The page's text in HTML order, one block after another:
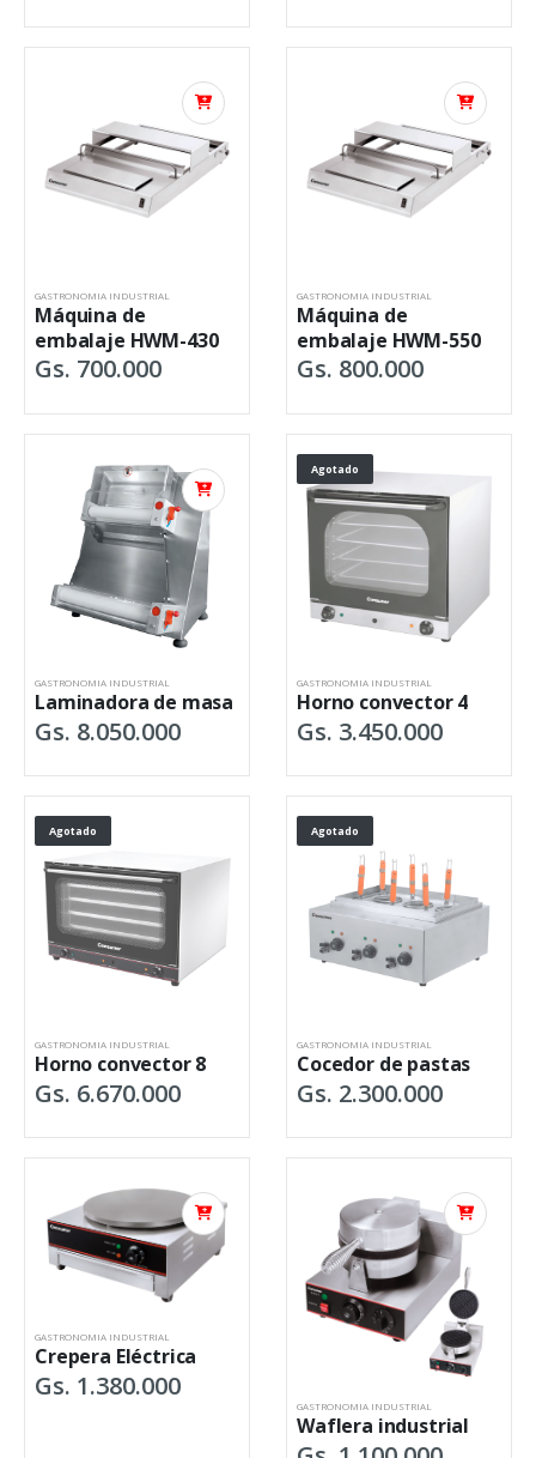
GASTRONOMIA INDUSTRIAL
Máquina de
embalaje HWM-430
Gs. 700.000
GASTRONOMIA INDUSTRIAL
Máquina de
embalaje HWM-550
Gs. 800.000
GASTRONOMIA INDUSTRIAL
Laminadora de masa
Gs. 8.050.000
Agotado
GASTRONOMIA INDUSTRIAL
Horno convector 4
Gs. 3.450.000
Agotado
GASTRONOMIA INDUSTRIAL
Horno convector 8
Gs. 6.670.000
Agotado
GASTRONOMIA INDUSTRIAL
Cocedor de pastas
Gs. 2.300.000
GASTRONOMIA INDUSTRIAL
Crepera Eléctrica
Gs. 1.380.000
GASTRONOMIA INDUSTRIAL
Waflera industrial